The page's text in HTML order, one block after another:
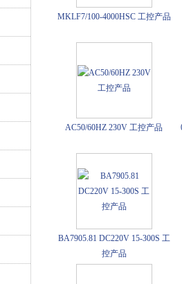
MKLF7/100-4000HSC 工控产品
AC50/60HZ 230V 工控产品
BA7905.81 DC220V 15-300S 工
控产品